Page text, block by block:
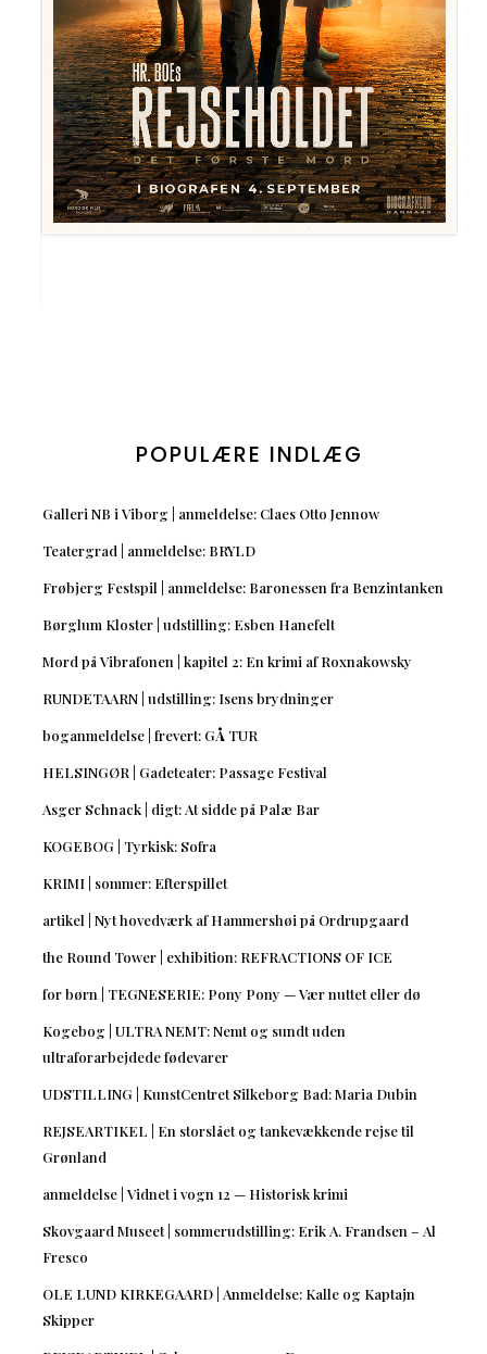
POPULÆRE INDLÆG
Galleri NB i Viborg | anmeldelse: Claes Otto Jennow
Teatergrad | anmeldelse: BRYLD
Frøbjerg Festspil | anmeldelse: Baronessen fra Benzintanken
Børglum Kloster | udstilling: Esben Hanefelt
Mord på Vibrafonen | kapitel 2: En krimi af Roxnakowsky
RUNDETAARN | udstilling: Isens brydninger
boganmeldelse | frevert: GÅ TUR
HELSINGØR | Gadeteater: Passage Festival
Asger Schnack | digt: At sidde på Palæ Bar
KOGEBOG | Tyrkisk: Sofra
KRIMI | sommer: Efterspillet
artikel | Nyt hovedværk af Hammershøi på Ordrupgaard
the Round Tower | exhibition: REFRACTIONS OF ICE
for børn | TEGNESERIE: Pony Pony — Vær nuttet eller dø
Kogebog | ULTRA NEMT: Nemt og sundt uden
ultraforarbejdede fødevarer
UDSTILLING | KunstCentret Silkeborg Bad: Maria Dubin
REJSEARTIKEL | En storslået og tankevækkende rejse til
Grønland
anmeldelse | Vidnet i vogn 12 — Historisk krimi
Skovgaard Museet | sommerudstilling: Erik A. Frandsen – Al
Fresco
OLE LUND KIRKEGAARD | Anmeldelse: Kalle og Kaptajn
Skipper